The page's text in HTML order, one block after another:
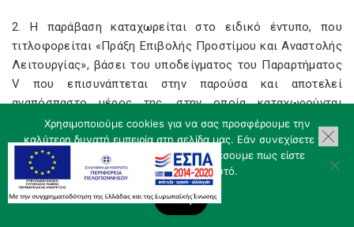
2. Η παράβαση καταχωρείται στο ειδικό έντυπο, που
τιτλοφορείται «Πράξη Επιβολής Προστίμου και Αναστολής
Λειτουργίας», βάσει του υποδείγματος του Παραρτήματος
V που επισυνάπτεται στην παρούσα και αποτελεί
αναπόσπαστο μέρος της, στην οποία καταχωρούνται
υποχρεωτικά τα στοιχεία του παραβάτη, ο Α.Φ.Μ. και ο
Αριθμός Αστυνομικής Ταυτότητας/Διαβατηρίου,
περιγράφεται η διαπιστωθείσα παράβαση και αναγράφεται
το ύψος του επιβαλλόμενου προστίμου. Η πράξη
συμπληρώνεται εις τριπλούν από το όργανο ελέγχου.
Ακολούθως, ένα (1) αντίγραφο επιδίδεται στον
Χρησιμοποιούμε cookies για να σας προσφέρουμε την
καλύτερη δυνατή εμπειρία στη σελίδα μας. Εάν συνεχίσετε να
χρησιμοποιείτε τη σελίδα, θα υποθέσουμε πως είστε
ικανοποιημένοι με αυτό.
Εντάξει